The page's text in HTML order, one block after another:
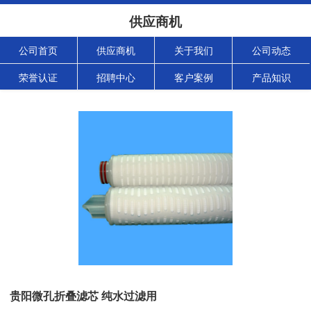
供应商机
公司首页 供应商机 关于我们 公司动态
荣誉认证 招聘中心 客户案例 产品知识
贵阳微孔折叠滤芯 纯水过滤用